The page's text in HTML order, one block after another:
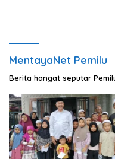
MentayaNet Pemilu
Berita hangat seputar